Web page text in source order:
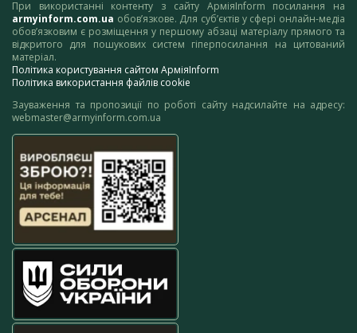
При використанні контенту з сайту АрміяInform посилання на
armyinform.com.ua обов’язкове. Для суб’єктів у сфері онлайн-медіа
обов’язковим є розміщення у першому абзаці матеріалу прямого та
відкритого для пошукових систем гіперпосилання на цитований
матеріал.
Політика користування сайтом АрміяInform
Політика використання файлів cookie
Зауваження та пропозиції по роботі сайту надсилайте на адресу:
webmaster@armyinform.com.ua